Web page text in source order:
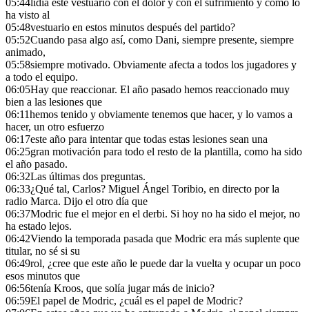
05:44lidia este vestuario con el dolor y con el sufrimiento y cómo lo
ha visto al
05:48vestuario en estos minutos después del partido?
05:52Cuando pasa algo así, como Dani, siempre presente, siempre
animado,
05:58siempre motivado. Obviamente afecta a todos los jugadores y
a todo el equipo.
06:05Hay que reaccionar. El año pasado hemos reaccionado muy
bien a las lesiones que
06:11hemos tenido y obviamente tenemos que hacer, y lo vamos a
hacer, un otro esfuerzo
06:17este año para intentar que todas estas lesiones sean una
06:25gran motivación para todo el resto de la plantilla, como ha sido
el año pasado.
06:32Las últimas dos preguntas.
06:33¿Qué tal, Carlos? Miguel Ángel Toribio, en directo por la
radio Marca. Dijo el otro día que
06:37Modric fue el mejor en el derbi. Si hoy no ha sido el mejor, no
ha estado lejos.
06:42Viendo la temporada pasada que Modric era más suplente que
titular, no sé si su
06:49rol, ¿cree que este año le puede dar la vuelta y ocupar un poco
esos minutos que
06:56tenía Kroos, que solía jugar más de inicio?
06:59El papel de Modric, ¿cuál es el papel de Modric?